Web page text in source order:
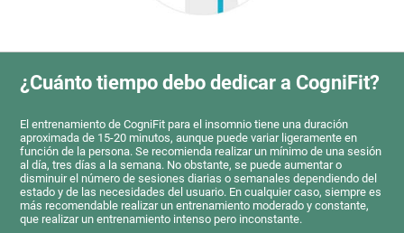
¿Cuánto tiempo debo dedicar a CogniFit?
El entrenamiento de CogniFit para el insomnio tiene una duración
aproximada de 15-20 minutos, aunque puede variar ligeramente en
función de la persona. Se recomienda realizar un mínimo de una sesión
al día, tres días a la semana. No obstante, se puede aumentar o
disminuir el número de sesiones diarias o semanales dependiendo del
estado y de las necesidades del usuario. En cualquier caso, siempre es
más recomendable realizar un entrenamiento moderado y constante,
que realizar un entrenamiento intenso pero inconstante.